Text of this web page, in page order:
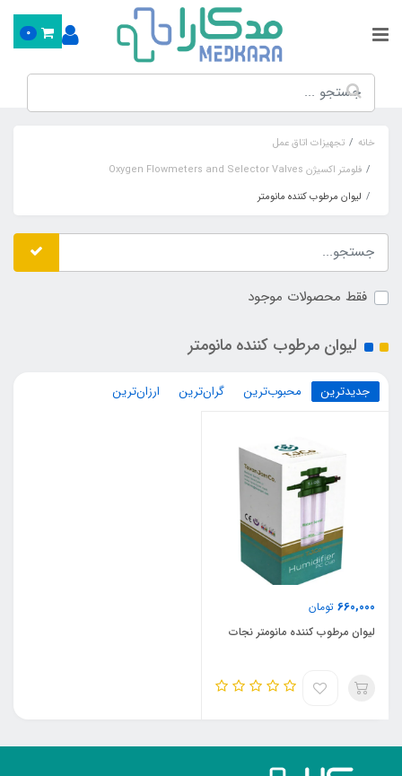
0
خانه
تجهیزات اتاق عمل
فلومتر اکسیژن Oxygen Flowmeters and Selector Valves
لیوان مرطوب کننده مانومتر
فقط محصولات موجود
لیوان مرطوب کننده مانومتر
جدیدترین محبوب‌ترین گران‌ترین ارزان‌ترین
660,000 تومان
لیوان مرطوب کننده مانومتر نجات